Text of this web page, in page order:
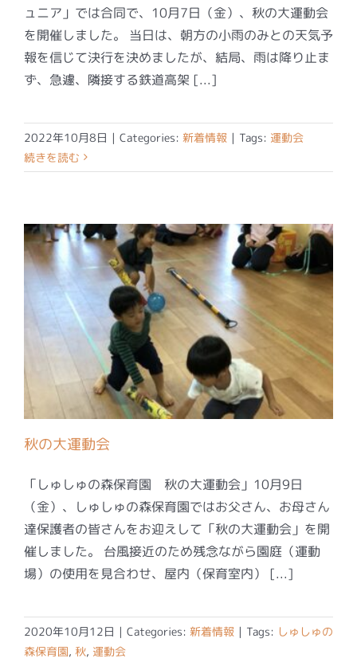
ュニア」では合同で、10月7日（金）、秋の大運動会
を開催しました。 当日は、朝方の小雨のみとの天気予
報を信じて決行を決めましたが、結局、雨は降り止ま
ず、急遽、隣接する鉄道高架 [...]
2022年10月8日 | Categories: 新着情報 | Tags: 運動会
続きを読む
秋の大運動会
「しゅしゅの森保育園 秋の大運動会」10月9日
（金）、しゅしゅの森保育園ではお父さん、お母さん
達保護者の皆さんをお迎えして「秋の大運動会」を開
催しました。 台風接近のため残念ながら園庭（運動
場）の使用を見合わせ、屋内（保育室内） [...]
2020年10月12日 | Categories: 新着情報 | Tags: しゅしゅの
森保育園, 秋, 運動会